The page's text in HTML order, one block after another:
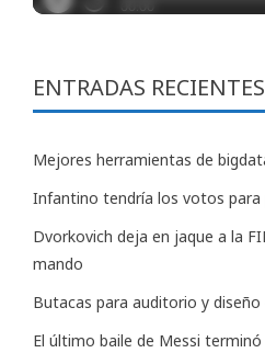
ENTRADAS RECIENTES
Mejores herramientas de
Infantino tendría los votos para
Dvorkovich deja en jaque a la
mando
Butacas para auditorio y diseño
El último baile de Messi terminó